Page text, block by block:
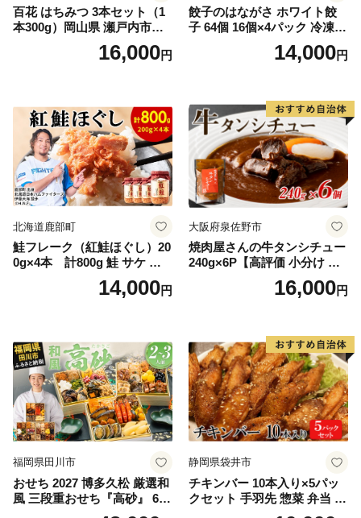
百花 はちみつ 3本セット（1
本300g）岡山県 瀬戸内市産
石黒農園 ヨーグルト パン 砂
糖の代わり 香り高い いい香
16,000円
餃子のはながさ ホワイト餃
子 64個 16個×4パック 冷凍
中華 点心 B級グルメ ご当地
野菜 おつまみ おかず 簡単調
ー ギフト お取り寄せ 日高市
14,000円
北海道鹿部町
鮭フレーク（紅鮭ほぐし）20
0g×4本 計800g 鮭 サケ 鮭
ほぐし サケフレーク シャケ
フレーク 鮭フレーク14,000円
大阪府泉佐野市
焼肉屋さんの牛タンシチュー
240g×6P【高評価 小分け 惣
菜 牛たん 一人暮らし 冷凍】
16,000円
福岡県田川市
おせち 2027 博多久松 厳選和
風 三段重おせち『高砂』 6.5
寸 3段重 2～3人前 おせち料
静岡県袋井市
チキンバー 10本入り×5パッ
クセット 手羽先 惣菜 弁当 お
かず お酒 おつまみ ギフト キ